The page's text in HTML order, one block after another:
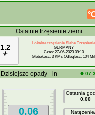
Ostatnie trzęsienie ziemi
1.2
Lokalne trzęsienie Slabe Trzęsienie
GERMANY
Czas: 27-06-2023 09:10
Głebokość: 3 KMs Odległość: 104 Mil
Dzisiejsze opady - in
0.06
Ostatnia
0.00